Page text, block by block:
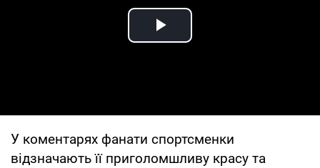
Play Video
У коментарях фанати спортсменки
відзначають її приголомшливу красу та